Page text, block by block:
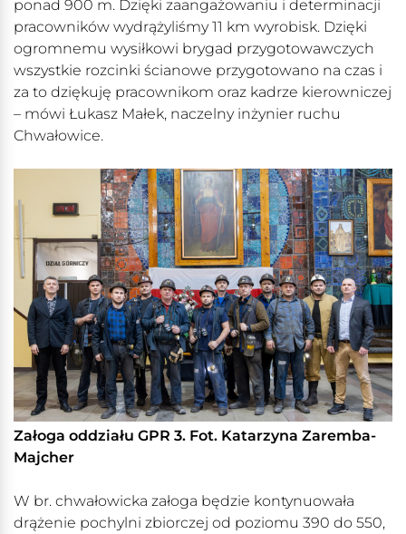
ponad 900 m. Dzięki zaangażowaniu i determinacji
pracowników wydrążyliśmy 11 km wyrobisk. Dzięki
ogromnemu wysiłkowi brygad przygotowawczych
wszystkie rozcinki ścianowe przygotowano na czas i
za to dziękuję pracownikom oraz kadrze kierowniczej
– mówi Łukasz Małek, naczelny inżynier ruchu
Chwałowice.
Załoga oddziału GPR 3. Fot. Katarzyna Zaremba-
Majcher
W br. chwałowicka załoga będzie kontynuowała
drążenie pochylni zbiorczej od poziomu 390 do 550,